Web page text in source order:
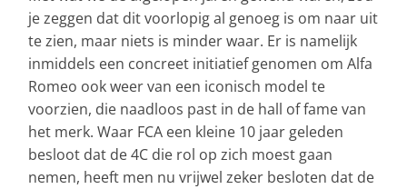
je zeggen dat dit voorlopig al genoeg is om naar uit
te zien, maar niets is minder waar. Er is namelijk
inmiddels een concreet initiatief genomen om Alfa
Romeo ook weer van een iconisch model te
voorzien, die naadloos past in de hall of fame van
het merk. Waar FCA een kleine 10 jaar geleden
besloot dat de 4C die rol op zich moest gaan
nemen, heeft men nu vrijwel zeker besloten dat de